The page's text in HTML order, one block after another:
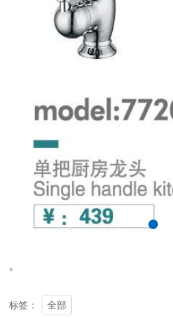
。
标签： 全部